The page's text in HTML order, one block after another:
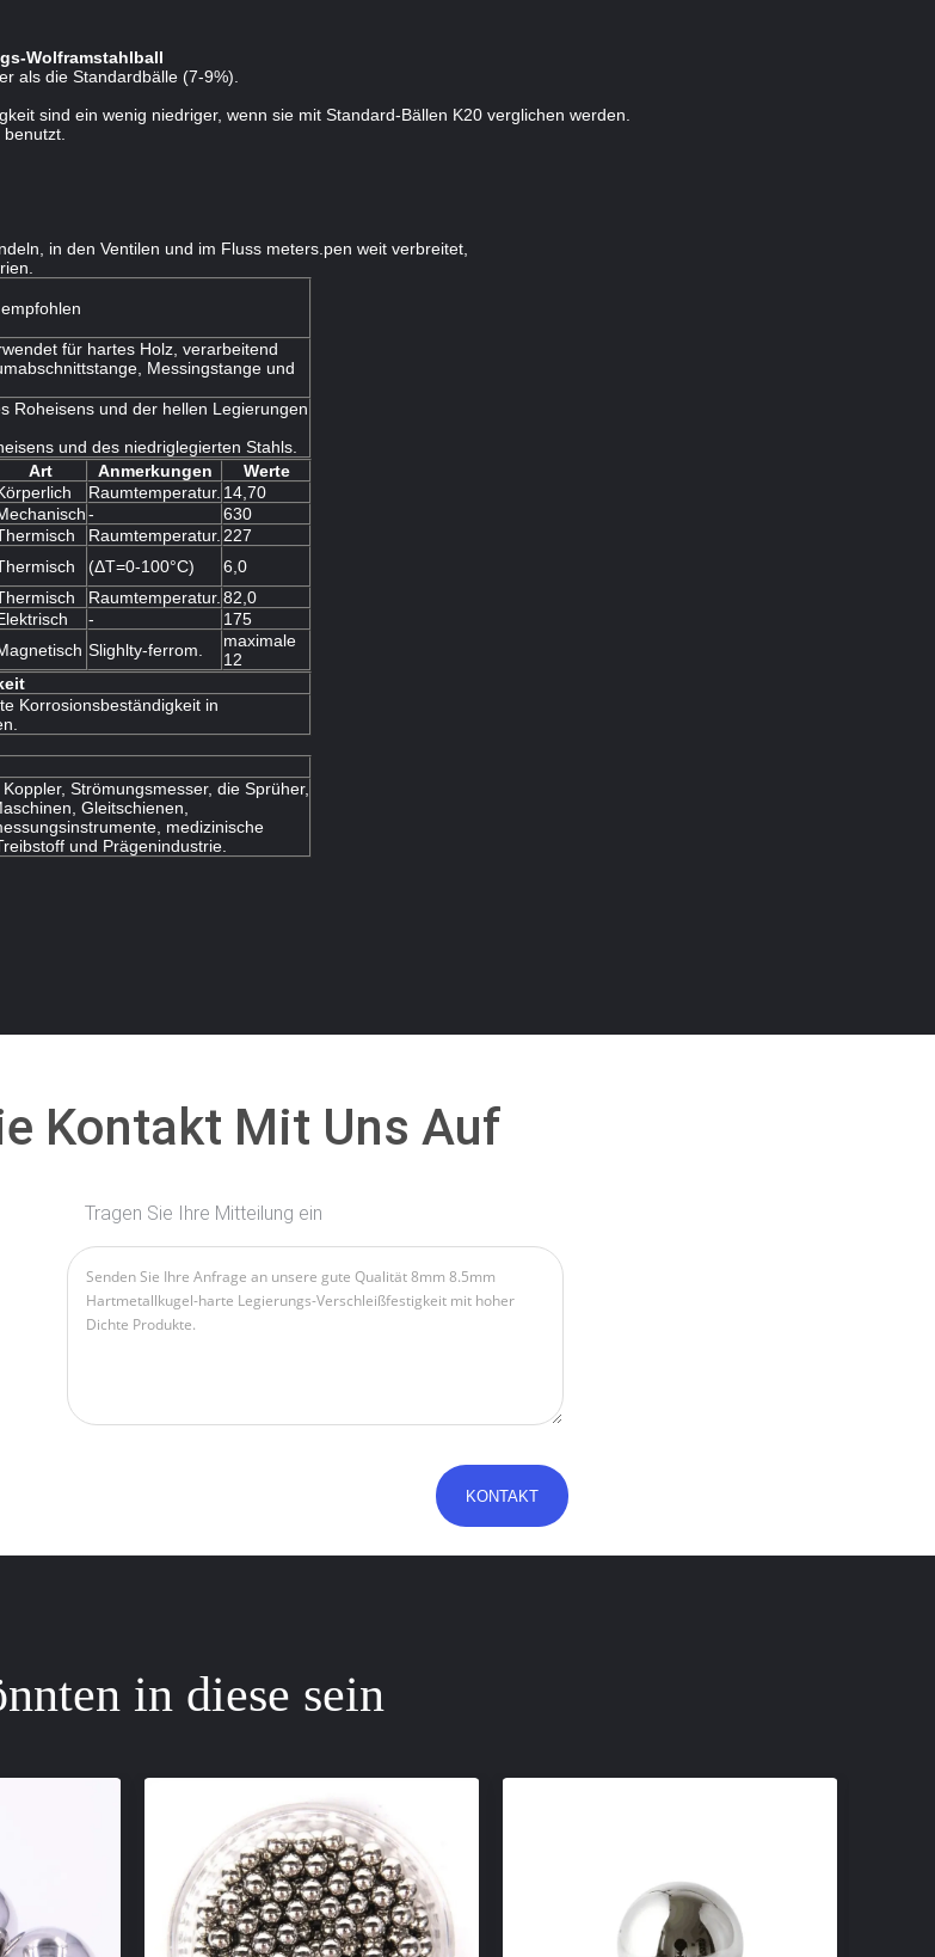
Wolframstahlball
als die Standardbälle (7-9%).
sind ein wenig niedriger, wenn sie mit Standard-Bällen K20 verglichen werden.
in den Ventilen und im Fluss meters.pen weit verbreitet,
für hartes Holz, verarbeitend
Messingstange und
Roheisens und der hellen Legierungen
und des niedriglegierten Stahls.
Art Anmerkungen
Werte
Raumtemperatur. 14,70
-
630
Raumtemperatur. 227
(ΔT=0-100°C)
6,0
Raumtemperatur. 82,0
-
175
Slighlty-ferrom.
maximale
12
Korrosionsbeständigkeit in
Strömungsmesser, die Sprüher,
Gleitschienen,
medizinische
und Prägenindustrie.
Kontakt Mit Uns Auf
Tragen Sie Ihre Mitteilung ein
in diese sein